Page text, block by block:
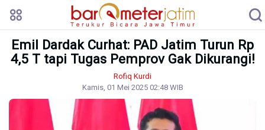
Emil Dardak Curhat: PAD Jatim Turun Rp
4,5 T tapi Tugas Pemprov Gak Dikurangi!
Rofiq Kurdi
Kamis, 01 Mei 2025 02:48 WIB